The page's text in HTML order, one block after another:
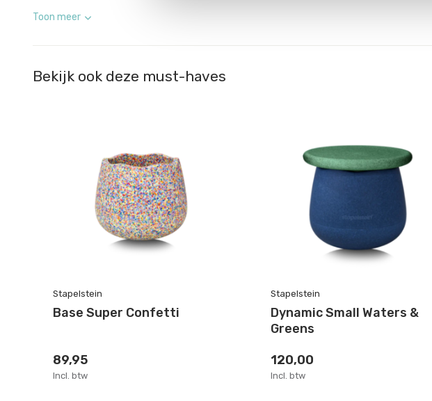
Toon meer
Bekijk ook deze must-haves
Stapelstein
Base Super Confetti
89,95
Incl. btw
Stapelstein
Dynamic Small Waters &
Greens
120,00
Incl. btw